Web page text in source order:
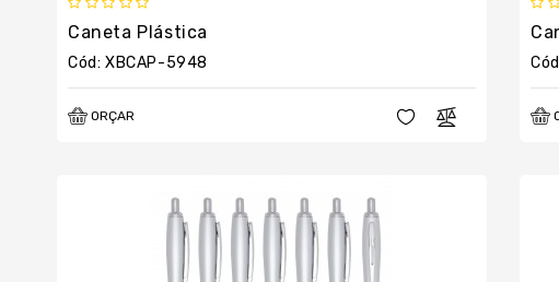
Caneta Plástica
Cód: XBCAP-5948
ORÇAR